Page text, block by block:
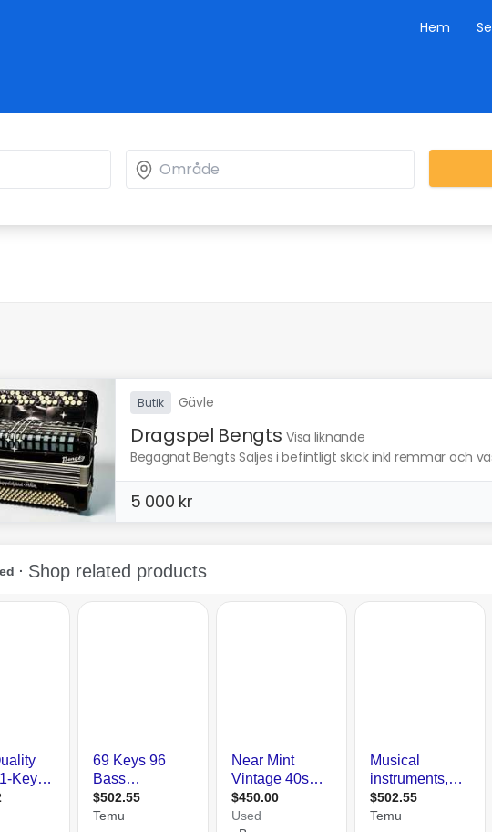
Hem
Butik Gävle
Dragspel Bengts Visa liknande
Begagnat Bengts Säljes i befintligt skick inkl remmar och
5 000 kr